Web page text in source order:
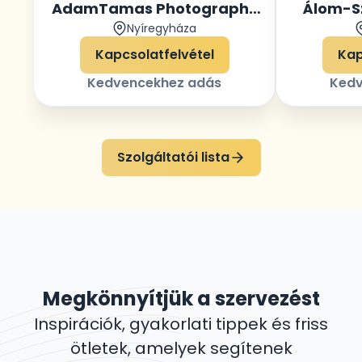
AdamTamas Photography
& Videography
Nyíregyháza
Kapcsolatfelvétel
Kedvencekhez adás
Álom-
Szolgáltatói lista
Megkönnyítjük a szervezést
Inspirációk, gyakorlati tippek és friss
ötletek, amelyek segítenek